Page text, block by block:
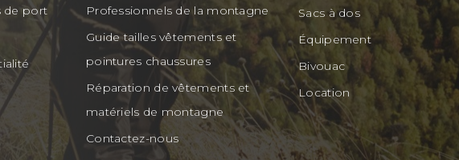
de port
Professionnels de la montagne
Guide tailles vêtements et
pointures chaussures
Réparation de vêtements et
matériels de montagne
Contactez-nous
Sacs à dos
Équipement
Bivouac
Location